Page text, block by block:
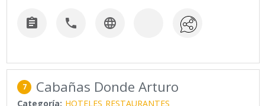
  
7 Cabañas Donde Arturo
Categoría: HOTELES RESTAURANTES